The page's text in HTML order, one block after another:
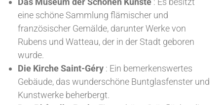
eine schöne Sammlung flämischer und
französischer Gemälde, darunter Werke von
Rubens und Watteau, der in der Stadt geboren
wurde.
Die Kirche Saint-Géry : Ein bemerkenswertes
Gebäude, das wunderschöne Buntglasfenster und
Kunstwerke beherbergt.